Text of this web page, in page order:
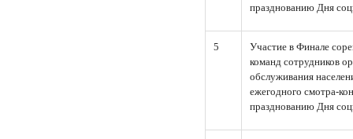
празднованию Дня
5
Участие в Финале
команд сотрудников
обслуживания
ежегодного смотра-
празднованию Дня